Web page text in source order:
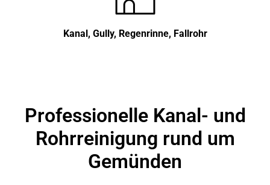
Kanal, Gully, Regenrinne, Fallrohr
Professionelle Kanal- und
Rohrreinigung rund um
Gemünden